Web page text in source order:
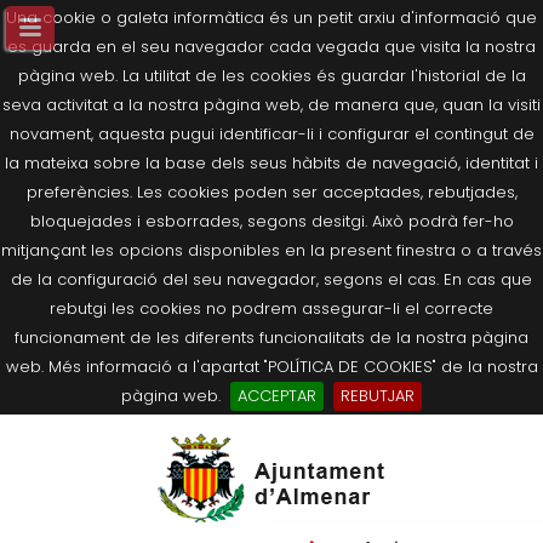
Una cookie o galeta informàtica és un petit arxiu d'informació que
es guarda en el seu navegador cada vegada que visita la nostra
pàgina web. La utilitat de les cookies és guardar l'historial de la
seva activitat a la nostra pàgina web, de manera que, quan la visiti
novament, aquesta pugui identificar-li i configurar el contingut de
la mateixa sobre la base dels seus hàbits de navegació, identitat i
preferències. Les cookies poden ser acceptades, rebutjades,
bloquejades i esborrades, segons desitgi. Això podrà fer-ho
mitjançant les opcions disponibles en la present finestra o a través
de la configuració del seu navegador, segons el cas. En cas que
rebutgi les cookies no podrem assegurar-li el correcte
funcionament de les diferents funcionalitats de la nostra pàgina
web. Més informació a l'apartat "POLÍTICA DE COOKIES" de la nostra
pàgina web.
ACCEPTAR
REBUTJAR
Salutació de l’Alcaldessa
Composició Consistori
Agricultura, Ramaderia i Medi
Què és la Seu Electrònica?
Últimes publicacions